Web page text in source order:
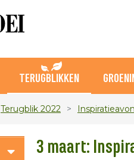
TERUGBLIKKEN
Terugblik 2022
3 maart: